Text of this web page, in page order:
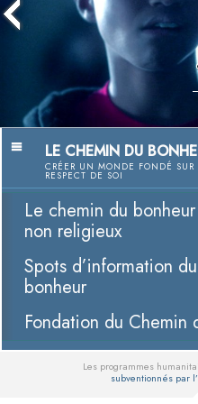
LE CHEMIN DU
CRÉER UN MONDE FONDÉ
RESPECT DE SOI
Le chemin du
non religieux
Spots d’information
bonheur
Fondation du Chemin
Les programmes
subventionnés par